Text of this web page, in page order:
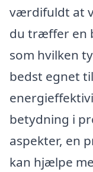
værdifuldt at
du træffer en
som hvilken
bedst egnet
betydning i
aspekter, en
kan hjælpe